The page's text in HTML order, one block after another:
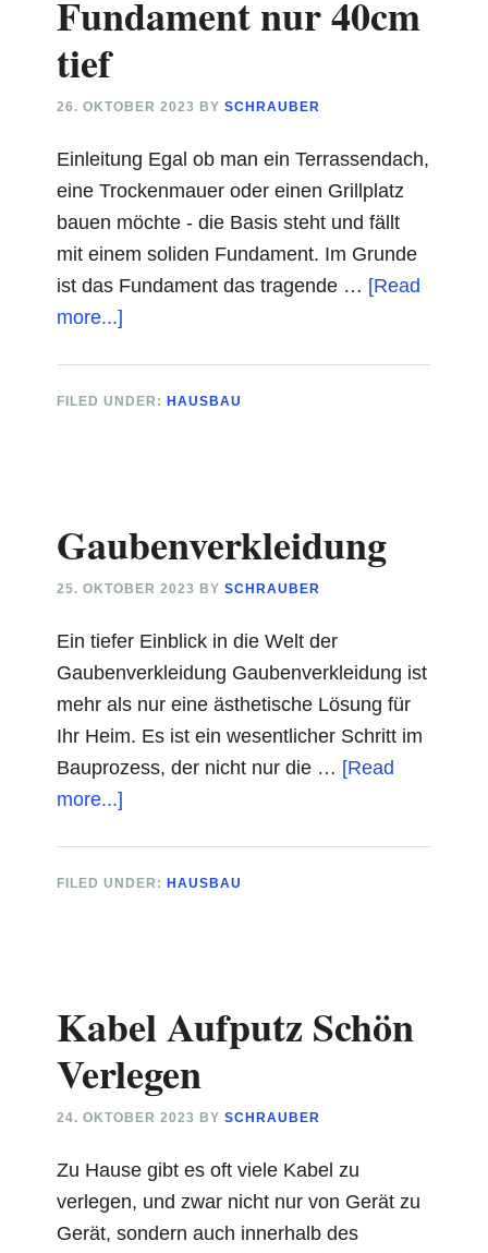
Fundament nur 40cm
tief
26. OKTOBER 2023 BYSCHRAUBER
Einleitung Egal ob man ein Terrassendach,
eine Trockenmauer oder einen Grillplatz
bauen möchte - die Basis steht und fällt
mit einem soliden Fundament. Im Grunde
ist das Fundament das tragende … [Read
more...]
40cm
FILED UNDER: HAUSBAU
Gaubenverkleidung
25. OKTOBER 2023 BYSCHRAUBER
Ein tiefer Einblick in die Welt der
Gaubenverkleidung Gaubenverkleidung ist
mehr als nur eine ästhetische Lösung für
Ihr Heim. Es ist ein wesentlicher Schritt im
Bauprozess, der nicht nur die … [Read
more...]
FILED UNDER: HAUSBAU
Kabel Aufputz Schön
Verlegen
24. OKTOBER 2023 BYSCHRAUBER
Zu Hause gibt es oft viele Kabel zu
verlegen, und zwar nicht nur von Gerät zu
Gerät, sondern auch innerhalb des